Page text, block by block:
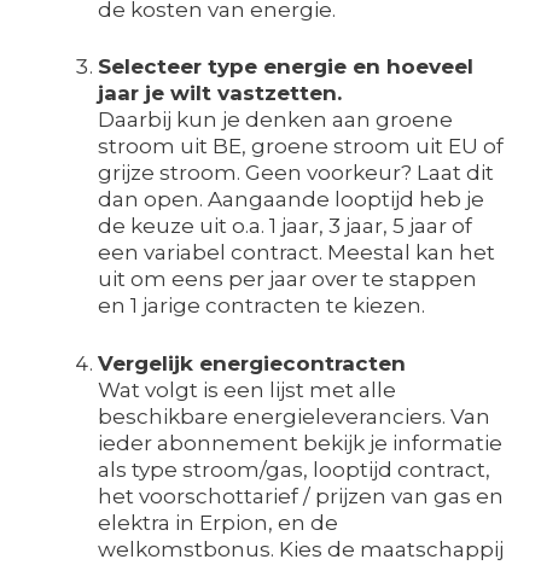
de kosten van energie.
Selecteer type energie en hoeveel
jaar je wilt vastzetten.
Daarbij kun je denken aan groene
stroom uit BE, groene stroom uit EU of
grijze stroom. Geen voorkeur? Laat dit
dan open. Aangaande looptijd heb je
de keuze uit o.a. 1 jaar, 3 jaar, 5 jaar of
een variabel contract. Meestal kan het
uit om eens per jaar over te stappen
en 1 jarige contracten te kiezen.
Vergelijk energiecontracten
Wat volgt is een lijst met alle
beschikbare energieleveranciers. Van
ieder abonnement bekijk je informatie
als type stroom/gas, looptijd contract,
het voorschottarief / prijzen van gas en
elektra in Erpion, en de
welkomstbonus. Kies de maatschappij